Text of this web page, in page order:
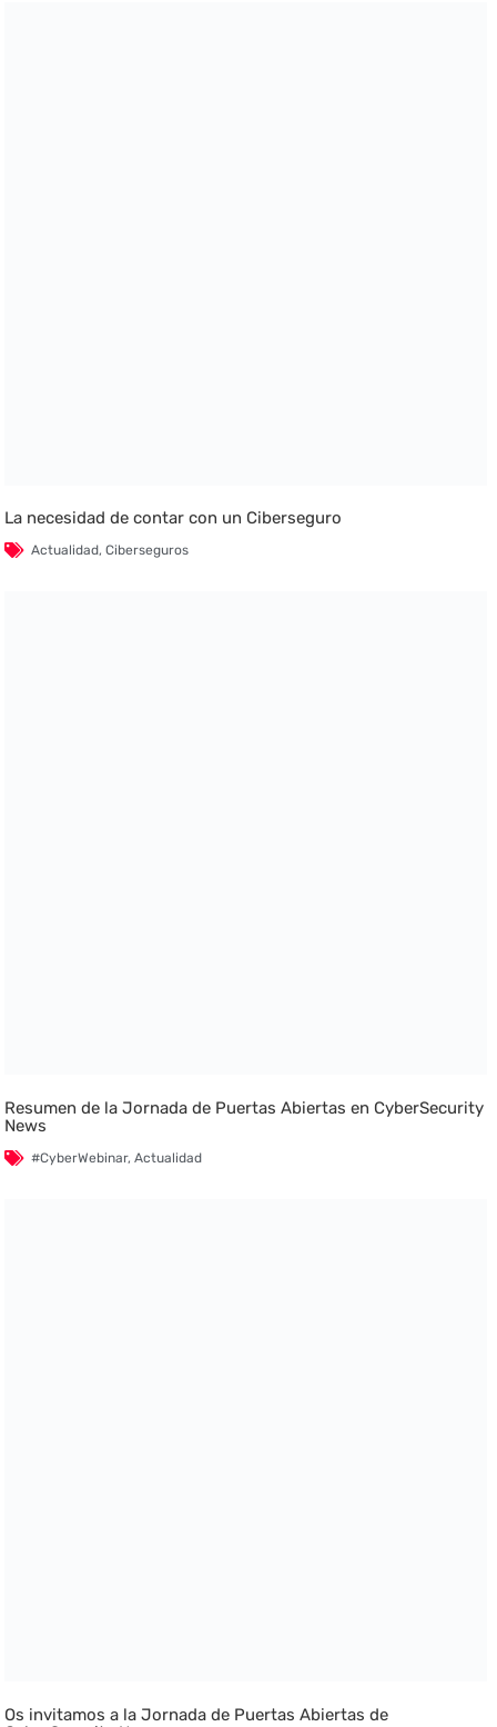
La necesidad de contar con un Ciberseguro
Actualidad,Ciberseguros
Resumen de la Jornada de Puertas Abiertas en CyberSecurity
News
#CyberWebinar,Actualidad
Os invitamos a la Jornada de Puertas Abiertas de